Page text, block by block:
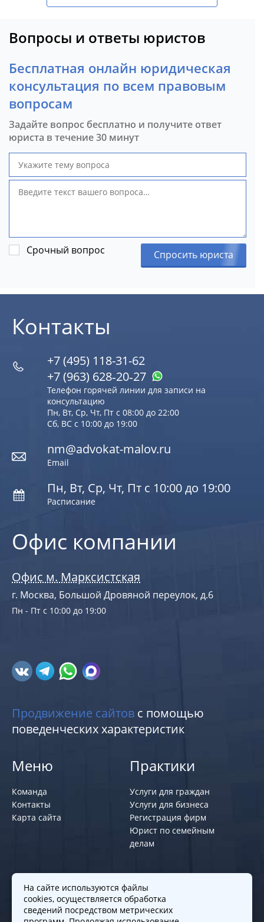
Вопросы и ответы юристов
Бесплатная онлайн юридическая
консультация по всем правовым
вопросам
Задайте вопрос бесплатно и получите ответ
юриста в течение 30 минут
Срочный вопрос Спросить юриста
Офис компании
Офис м. Марксистская
г. Москва, Большой Дровяной переулок, д.6
Пн - Пт с 10:00 до 19:00
Контакты
+7 (495) 118-31-62
+7 (963) 628‑20‑27
Телефон горячей линии для записи на
консультацию
Пн, Вт, Ср, Чт, Пт с 08:00 до 22:00
Сб, ВС с 10:00 до 19:00
nm@advokat-malov.ru
Email
Пн, Вт, Ср, Чт, Пт с 10:00 до 19:00
Расписание
Продвижение сайтов с помощью
поведенческих характеристик
Меню
Команда
Контакты
Карта сайта
Практики
Услуги для граждан
Услуги для бизнеса
Регистрация фирм
Юрист по семейным
делам
Политики и правила
Политика обработки персональных
На сайте используются файлы
cookies, осуществляется обработка
сведений посредством метрических